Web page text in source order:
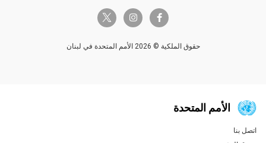
facebook-f
instagram
twitter-x
حقوق الملكية © 2026 الأمم المتحدة في لبنان
الأمم المتحدة
Global U.N. menu
اتصل بنا